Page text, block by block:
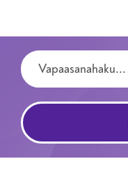
Hakutermit